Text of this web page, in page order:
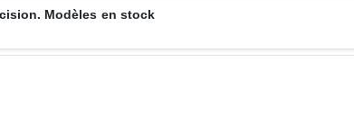
Modèles en stock